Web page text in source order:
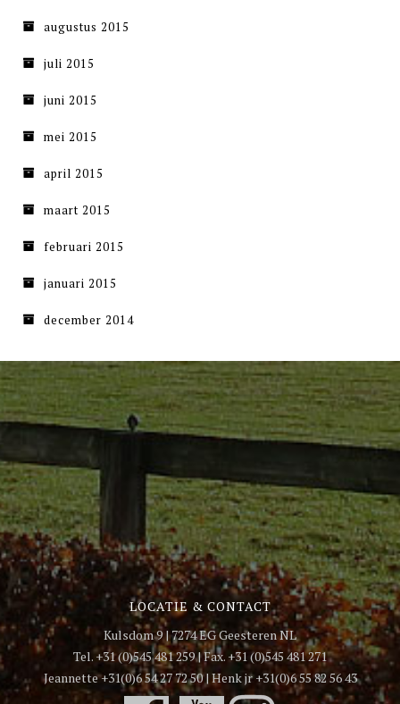
augustus 2015
juli 2015
juni 2015
mei 2015
april 2015
maart 2015
februari 2015
januari 2015
december 2014
LOCATIE & CONTACT
Kulsdom 9 | 7274 EG Geesteren NL
Tel. +31 (0)545 481 259 | Fax. +31 (0)545 481 271
Jeannette +31(0)6 54 27 72 50 | Henk jr +31(0)6 55 82 56 43